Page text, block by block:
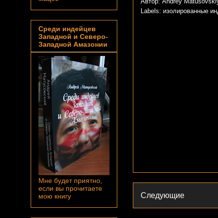
Labels: изолированные
Следующие
Среди индейцев
Западной и Северо-
Западной Амазонии
Мне будет приятно,
если вы прочитаете
мою книгу